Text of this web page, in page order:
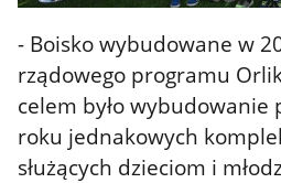
- Boisko wybudowane w
rządowego programu
celem było wybudowanie
roku jednakowych
służących dzieciom i